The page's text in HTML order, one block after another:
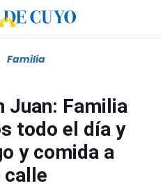
Familia
Juan: Familia
todo el día y
y comida a
calle